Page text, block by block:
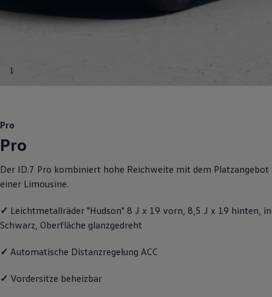
GTI Kollektion
Software Updates
Volkswagen Teile
Zubehör
Schutz und Pflege
Transport
Entertainment und Elektronik
Wallbox und Ladekabel
Volkswagen Apps, Login und Shop
1
Pro
Pro
Der ID.7 Pro kombiniert hohe Reichweite mit dem Platzangebot
einer Limousine.
✓ Leichtmetallräder "Hudson" 8 J x 19 vorn, 8,5 J x 19 hinten, in
Schwarz, Oberfläche glanzgedreht
✓ Automatische Distanzregelung ACC
✓ Vordersitze beheizbar